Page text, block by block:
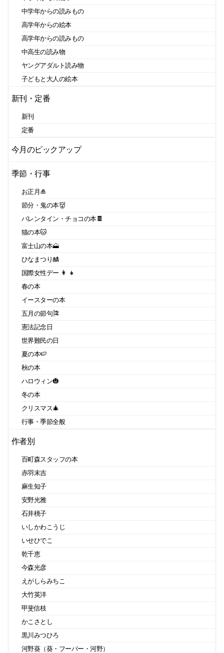
中学年からの読みもの
高学年からの絵本
高学年からの読みもの
中高生の読み物
ヤングアダルト読み物
子どもと大人の絵本
新刊・定番
新刊
定番
今月のピックアップ
季節・行事
お正月🎍
節分・鬼の本👹
バレンタイン・チョコの本🍫
猫の本🐱
富士山の本🗻
ひなまつり🎎
国際女性デー 👩 👧
春の本
イースターの本
五月の節句🎏
憲法記念日
世界難民の日
夏の本🍉
秋の本
ハロウィン🎃
冬の本
クリスマス🎄
行事・季節全般
作者別
百町森スタッフの本
赤羽末吉
麻生知子
安野光雅
石井桃子
いしかわこうじ
いせひでこ
乾千恵
今森光彦
えがしらみちこ
大竹英洋
甲斐信枝
かこさとし
黒川みつひろ
河野葵（葵・フーバー・河野）